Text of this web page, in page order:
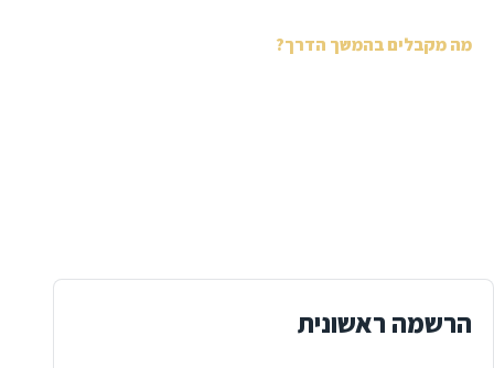
מה מקבלים בהמשך הדרך?
הרשמה ראשונית